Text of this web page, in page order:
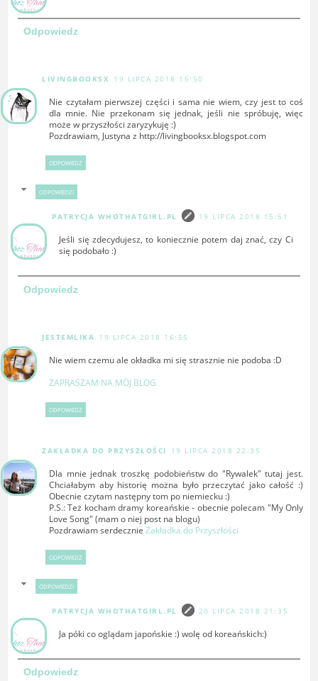
Odpowiedz
LIVINGBOOKSX 19 LIPCA 2018 15:50
Nie czytałam pierwszej części i sama nie wiem, czy jest to coś
dla mnie. Nie przekonam się jednak, jeśli nie spróbuję, więc
może w przyszłości zaryzykuję :)
Pozdrawiam, Justyna z http://livingbooksx.blogspot.com
ODPOWIEDZ
ODPOWIEDZI
PATRYCJA WHOTHATGIRL.PL 19 LIPCA 2018 15:51
Jeśli się zdecydujesz, to koniecznie potem daj znać, czy Ci
się podobało :)
Odpowiedz
JESTEMLIKA 19 LIPCA 2018 16:55
Nie wiem czemu ale okładka mi się strasznie nie podoba :D
ZAPRASZAM NA MÓJ BLOG
ODPOWIEDZ
ZAKŁADKA DO PRZYSZŁOŚCI 19 LIPCA 2018 22:35
Dla mnie jednak troszkę podobieństw do "Rywalek" tutaj jest.
Chciałabym aby historię można było przeczytać jako całość :)
Obecnie czytam następny tom po niemiecku :)
P.S.: Też kocham dramy koreańskie - obecnie polecam "My Only
Love Song" (mam o niej post na blogu)
Pozdrawiam serdecznie Zakładka do Przyszłości
ODPOWIEDZ
ODPOWIEDZI
PATRYCJA WHOTHATGIRL.PL 20 LIPCA 2018 21:35
Ja póki co oglądam japońskie :) wolę od koreańskich:)
Odpowiedz